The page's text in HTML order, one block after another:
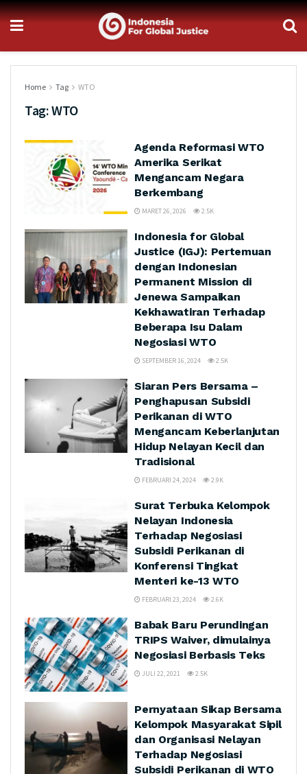
Home Tag WTO
Tag:WTO
Agenda Reformasi WTO
Amerika Serikat
Mengancam Negara
Berkembang
MARET 26, 2026 2.5K
Indonesia for Global
Justice (IGJ): Pertemuan
dengan Indonesian
Permanent Mission di
Jenewa Sampaikan
Kekhawatiran Terhadap
Beberapa Isu Dalam
Negosiasi WTO
SEPTEMBER 16, 2024 2.5K
Siaran Pers Bersama –
Penghapusan Subsidi
Perikanan di WTO
Mengancam Keberlanjutan
Hidup Nelayan Kecil dan
Tradisional
FEBRUARI 24, 2024 2.9K
Surat Terbuka Kelompok
Nelayan Indonesia
Terhadap Negosiasi
Subsidi Perikanan di
Konferensi Tingkat
Menteri ke-13 WTO
FEBRUARI 23, 2024 2.6K
Babak Baru Perundingan
TRIPS Waiver, dimulainya
Negosiasi Berbasis Teks
JULI 22, 2021 2.5K
Pernyataan Sikap Bersama
Kelompok Masyarakat Sipil
dan Organisasi Nelayan
Terhadap Negosiasi
Subsidi Perikanan di WTO